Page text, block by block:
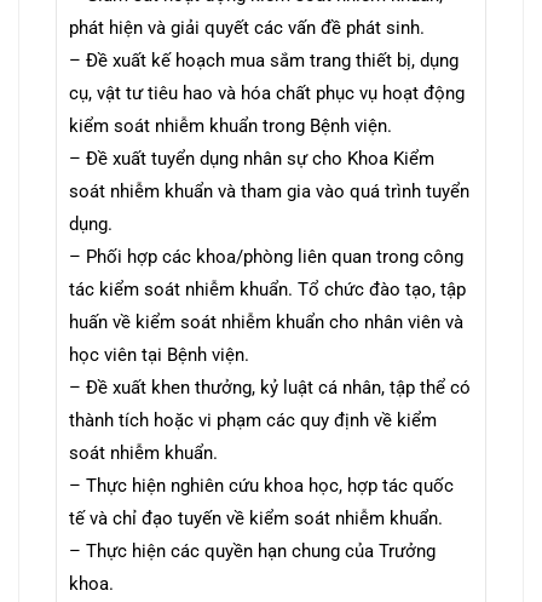
phát hiện và giải quyết các vấn đề phát sinh.
– Đề xuất kế hoạch mua sắm trang thiết bị, dụng
cụ, vật tư tiêu hao và hóa chất phục vụ hoạt động
kiểm soát nhiễm khuẩn trong Bệnh viện.
– Đề xuất tuyển dụng nhân sự cho Khoa Kiểm
soát nhiễm khuẩn và tham gia vào quá trình tuyển
dụng.
– Phối hợp các khoa/phòng liên quan trong công
tác kiểm soát nhiễm khuẩn. Tổ chức đào tạo, tập
huấn về kiểm soát nhiễm khuẩn cho nhân viên và
học viên tại Bệnh viện.
– Đề xuất khen thưởng, kỷ luật cá nhân, tập thể có
thành tích hoặc vi phạm các quy định về kiểm
soát nhiễm khuẩn.
– Thực hiện nghiên cứu khoa học, hợp tác quốc
tế và chỉ đạo tuyến về kiểm soát nhiễm khuẩn.
– Thực hiện các quyền hạn chung của Trưởng
khoa.